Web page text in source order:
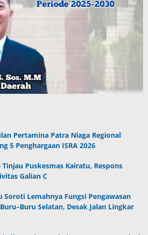
Pertamina Patra Niaga Regional
5 Penghargaan ISRA 2026
Tinjau Puskesmas Kairatu, Respons
Galian C
Soroti Lemahnya Fungsi Pengawasan
Selatan, Desak Jalan Lingkar